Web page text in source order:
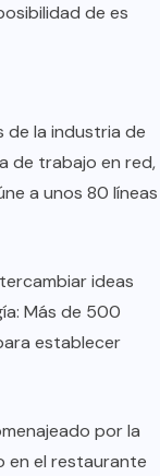
de es
de la industria de
de trabajo en red,
a unos 80 líneas
ideas
Más de 500
establecer
por la
en el restaurante